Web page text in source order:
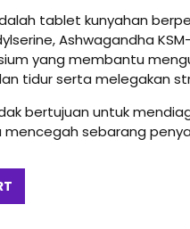
RM140.00.
tablet kunyahan
Ashwagandha
yang membantu
tidur serta melegakan
bertujuan untuk
sebarang